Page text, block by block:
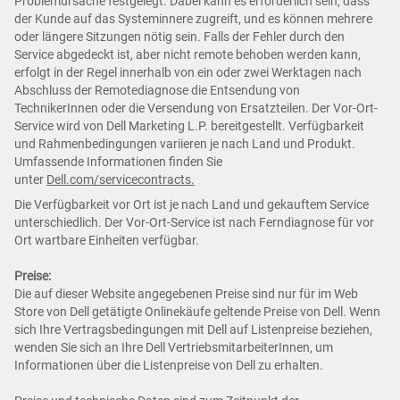
der Kunde auf das Systeminnere zugreift, und es können mehrere
oder längere Sitzungen nötig sein. Falls der Fehler durch den
Service abgedeckt ist, aber nicht remote behoben werden kann,
erfolgt in der Regel innerhalb von ein oder zwei Werktagen nach
Abschluss der Remotediagnose die Entsendung von
TechnikerInnen oder die Versendung von Ersatzteilen. Der Vor-Ort-
Service wird von Dell Marketing L.P. bereitgestellt. Verfügbarkeit
und Rahmenbedingungen variieren je nach Land und Produkt.
Umfassende Informationen finden Sie
unter Dell.com/servicecontracts.
Die Verfügbarkeit vor Ort ist je nach Land und gekauftem Service
unterschiedlich. Der Vor-Ort-Service ist nach Ferndiagnose für vor
Ort wartbare Einheiten verfügbar.
Preise:
Die auf dieser Website angegebenen Preise sind nur für im Web
Store von Dell getätigte Onlinekäufe geltende Preise von Dell. Wenn
sich Ihre Vertragsbedingungen mit Dell auf Listenpreise beziehen,
wenden Sie sich an Ihre Dell VertriebsmitarbeiterInnen, um
Informationen über die Listenpreise von Dell zu erhalten.